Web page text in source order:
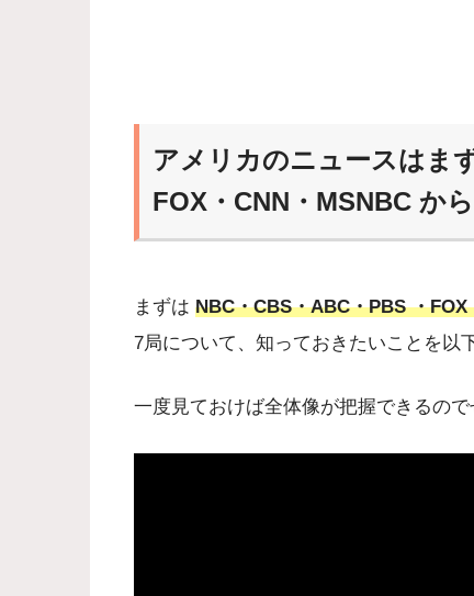
アメリカのニュースはま
FOX・CNN・MSNBC から
まずは NBC・CBS・ABC・PBS ・FOX
7局について、知っておきたいことを以
一度見ておけば全体像が把握できるので